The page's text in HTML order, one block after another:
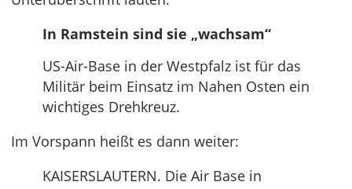
In Ramstein sind sie „wachsam“
US-Air-Base in der Westpfalz ist für das
Militär beim Einsatz im Nahen Osten ein
wichtiges Drehkreuz.
Im Vorspann heißt es dann weiter:
KAISERSLAUTERN. Die Air Base in